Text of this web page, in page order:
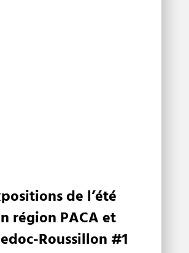
de l’été
région PACA et
Roussillon #1